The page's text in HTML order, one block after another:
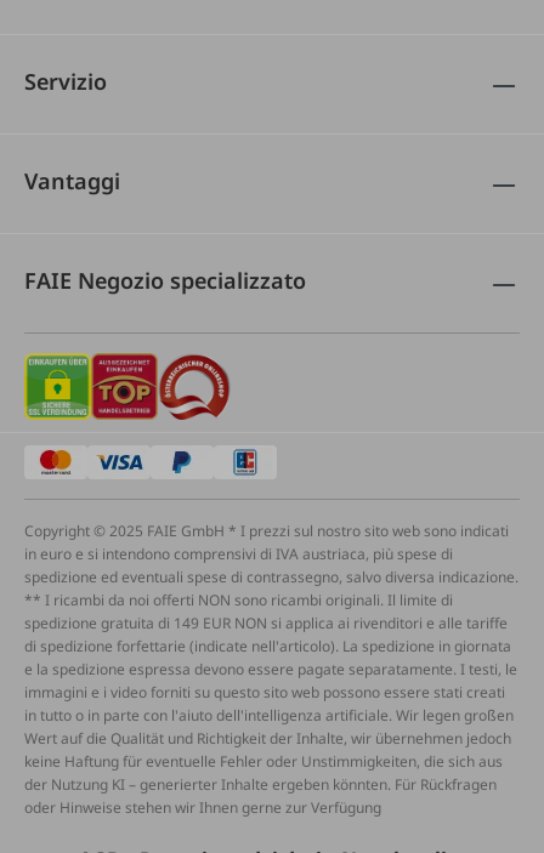
Servizio
Vantaggi
FAIE Negozio specializzato
Copyright © 2025 FAIE GmbH * I prezzi sul nostro sito web sono indicati
in euro e si intendono comprensivi di IVA austriaca, più spese di
spedizione ed eventuali spese di contrassegno, salvo diversa indicazione.
** I ricambi da noi offerti NON sono ricambi originali. Il limite di
spedizione gratuita di 149 EUR NON si applica ai rivenditori e alle tariffe
di spedizione forfettarie (indicate nell'articolo). La spedizione in giornata
e la spedizione espressa devono essere pagate separatamente. I testi, le
immagini e i video forniti su questo sito web possono essere stati creati
in tutto o in parte con l'aiuto dell'intelligenza artificiale. Wir legen großen
Wert auf die Qualität und Richtigkeit der Inhalte, wir übernehmen jedoch
keine Haftung für eventuelle Fehler oder Unstimmigkeiten, die sich aus
der Nutzung KI – generierter Inhalte ergeben könnten. Für Rückfragen
oder Hinweise stehen wir Ihnen gerne zur Verfügung